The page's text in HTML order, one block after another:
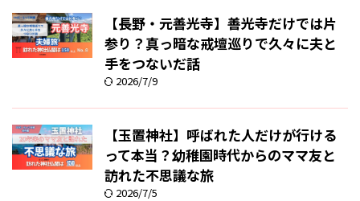
【長野・元善光寺】善光寺だけでは片
参り？真っ暗な戒壇巡りで久々に夫と
手をつないだ話
2026/7/9
【玉置神社】呼ばれた人だけが行ける
って本当？幼稚園時代からのママ友と
訪れた不思議な旅
2026/7/5